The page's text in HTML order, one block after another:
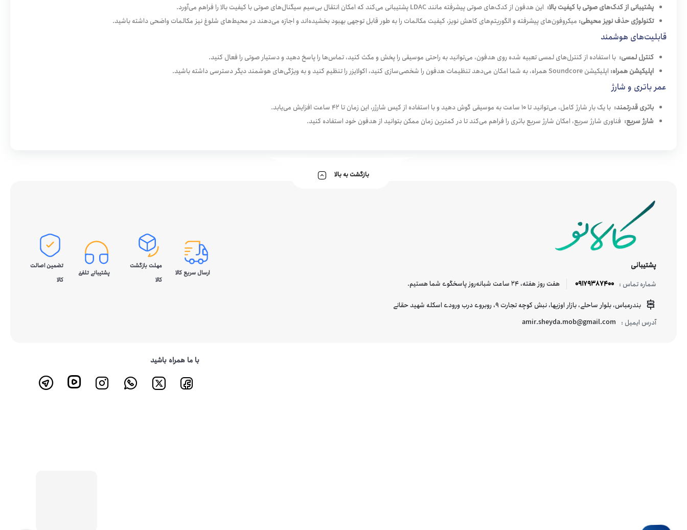
پشتیبانی از کدک‌های صوتی با کیفیت بالا: این هدفون از کدک‌های صوتی پیشرفته مانند LDAC پشتیبانی می‌کند که امکان انتقال بی‌سیم سیگنال‌های صوتی با کیفیت بالا را فراهم می‌آورد.
تکنولوژی حذف نویز محیطی: میکروفون‌های پیشرفته و الگوریتم‌های کاهش نویز، کیفیت مکالمات را به طور قابل توجهی بهبود بخشیده‌اند و اجازه می‌دهند در محیط‌های شلوغ نیز مکالمات واضحی داشته باشید.
قابلیت‌های هوشمند
کنترل لمسی: با استفاده از کنترل‌های لمسی تعبیه شده روی هدفون، می‌توانید به راحتی موسیقی را پخش و مکث کنید، تماس‌ها را پاسخ دهید و دستیار صوتی را فعال کنید.
اپلیکیشن همراه: اپلیکیشن Soundcore همراه، به شما امکان می‌دهد تنظیمات هدفون را شخصی‌سازی کنید، اکولایزر را تنظیم کنید و به ویژگی‌های هوشمند دیگر دسترسی داشته باشید.
عمر باتری و شارژ
باتری قدرتمند: با یک بار شارژ کامل، می‌توانید تا 10 ساعت به موسیقی گوش دهید و با استفاده از کیس شارژر، این زمان تا 42 ساعت افزایش می‌یابد.
شارژ سریع: فناوری شارژ سریع، امکان شارژ سریع باتری را فراهم می‌کند تا در کمترین زمان ممکن بتوانید از هدفون خود استفاده کنید.
بازگشت به بالا
پشتیبانی
شماره تماس : 09179387400
هفت روز هفته، ۲۴ ساعت شبانه‌روز پاسخگوی شما هستیم.
بندرعباس، بلوار ساحلی، بازار اوزیها، نبش کوچه تجارت 9، روبروی درب ورودی اسکله شهید حقانی
آدرس ایمیل : amir.sheyda.mob@gmail.com
ارسال سریع کالا
مهلت بازگشت
کالا
پشتیبانی تلفنی
تضمین اصالت
کالا
با ما همراه باشید